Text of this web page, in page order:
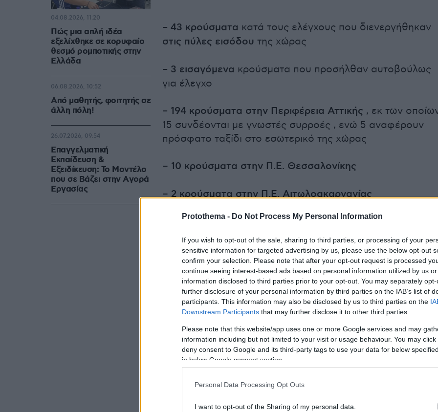
Protothema - Do Not Process My Personal Information
If you wish to opt-out of the sale, sharing to third parties, or processing of your
sensitive information for targeted advertising by us, please use the below opt-out
confirm your selection. Please note that after your opt-out request is processed
continue seeing interest-based ads based on personal information utilized by us
information disclosed to third parties prior to your opt-out. You may separately
further disclosure of your personal information by third parties on the IAB’s list of
participants. This information may also be disclosed by us to third parties on the
Downstream Participants that may further disclose it to other third parties.
Please note that this website/app uses one or more Google services and may
information including but not limited to your visit or usage behaviour. You may
deny consent to Google and its third-party tags to use your data for below
in below Google consent section.
Personal Data Processing Opt Outs
I want to opt-out of the Sharing of my personal data.
– 43 κρούσματα κατά τους ελέγχους που διενεργήθηκαν
στις πύλες εισόδου της χώρας
– 3 εισαγόμενα κρούσματα που προσήλθαν αυτοβούλως
για έλεγχο
– 194 κρούσματα στην Περιφέρεια Αττικής , εκ των
15 συνδέονται με γνωστές συρροές , ενώ 5 αναφέρουν
πρόσφατο ταξίδι στο εσωτερικό της χώρας
– 10 κρούσματα στην Π.Ε. Θεσσαλονίκης
– 2 κρούσματα στην Π.Ε. Αιτωλοακαρνανίας
– 4 κρούσματα στην Π.Ε. Αργολίδας
– 4 κρούσματα στην Π.Ε. Αχαΐας
– 1 κρούσμα στην Π.Ε. Γρεβενών
– 1 κρούσμα στην Π.Ε. Ημαθίας
– 4 κρούσματα στην Π.Ε. Ηρακλείου
– 2 κρούσματα στην Π.Ε. Ιωαννίνων
– 3 κρούσματα στην Π.Ε. Καρδίτσας
Πώς μια απλή ιδέα
εξελίχθηκε σε κορυφαίο
θεσμό ρομποτικής στην
Ελλάδα
04.08.2026, 11:20
Από μαθητής, φοιτητής σε
άλλη πόλη!
06.08.2026, 10:52
Επαγγελματική
Εκπαίδευση &
Εξειδίκευση: Το Mοντέλο
που σε Bάζει στην Aγορά
Eργασίας
26.07.2026, 09:54